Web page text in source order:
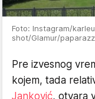
Foto: Instagram/
shot/Glamur/
Pre izvesnog
kojem, tada
Janković, otvara